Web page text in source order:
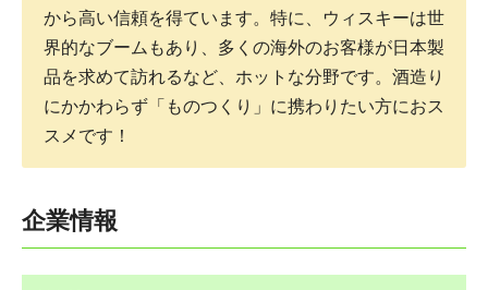
から高い信頼を得ています。特に、ウィスキーは世
界的なブームもあり、多くの海外のお客様が日本製
品を求めて訪れるなど、ホットな分野です。酒造り
にかかわらず「ものつくり」に携わりたい方におス
スメです！
企業情報